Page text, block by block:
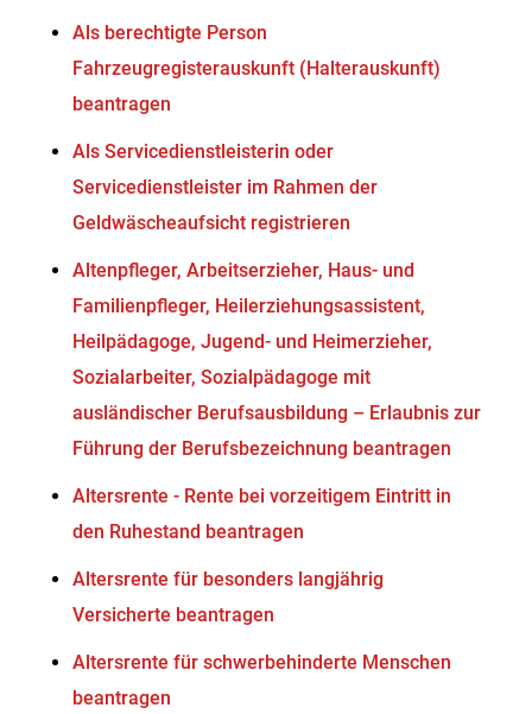
Als berechtigte Person
Fahrzeugregisterauskunft (Halterauskunft)
beantragen
Als Servicedienstleisterin oder
Servicedienstleister im Rahmen der
Geldwäscheaufsicht registrieren
Altenpfleger, Arbeitserzieher, Haus- und
Familienpfleger, Heilerziehungsassistent,
Heilpädagoge, Jugend- und Heimerzieher,
Sozialarbeiter, Sozialpädagoge mit
ausländischer Berufsausbildung – Erlaubnis zur
Führung der Berufsbezeichnung beantragen
Altersrente - Rente bei vorzeitigem Eintritt in
den Ruhestand beantragen
Altersrente für besonders langjährig
Versicherte beantragen
Altersrente für schwerbehinderte Menschen
beantragen